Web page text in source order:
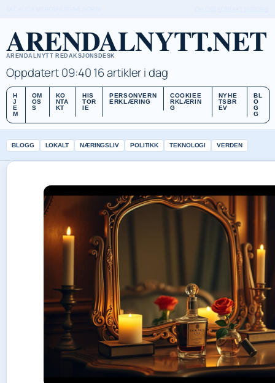
ARENDALNYTT.NET
ARENDALNYTT REDAKSJONSDESK
Oppdatert 09:4016 artikler i dag
H
J
E
M
OM
OS
S
KO
NTA
KT
HIS
TOR
IE
PERSONVERN
ERKLÆRING
COOKIEE
RKLÆRIN
G
NYHE
TSBR
EV
BL
O
G
G
BLOGG LOKALT NÆRINGSLIV POLITIKK TEKNOLOGI VERDEN